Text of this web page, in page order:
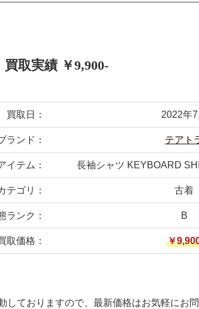
買取実績 ￥9,900-
買取日： 2022年7
ランド： テアト
イテム： 長袖シャツ KEYBOARD
テゴリ： 古着
ランク： B
取価格： ￥
しておりますので、最新価格はお気軽にお